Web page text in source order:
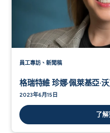
員工專訪、新聞稿
格瑞特維 珍娜·佩萊基亞·
2023年6月15日
了